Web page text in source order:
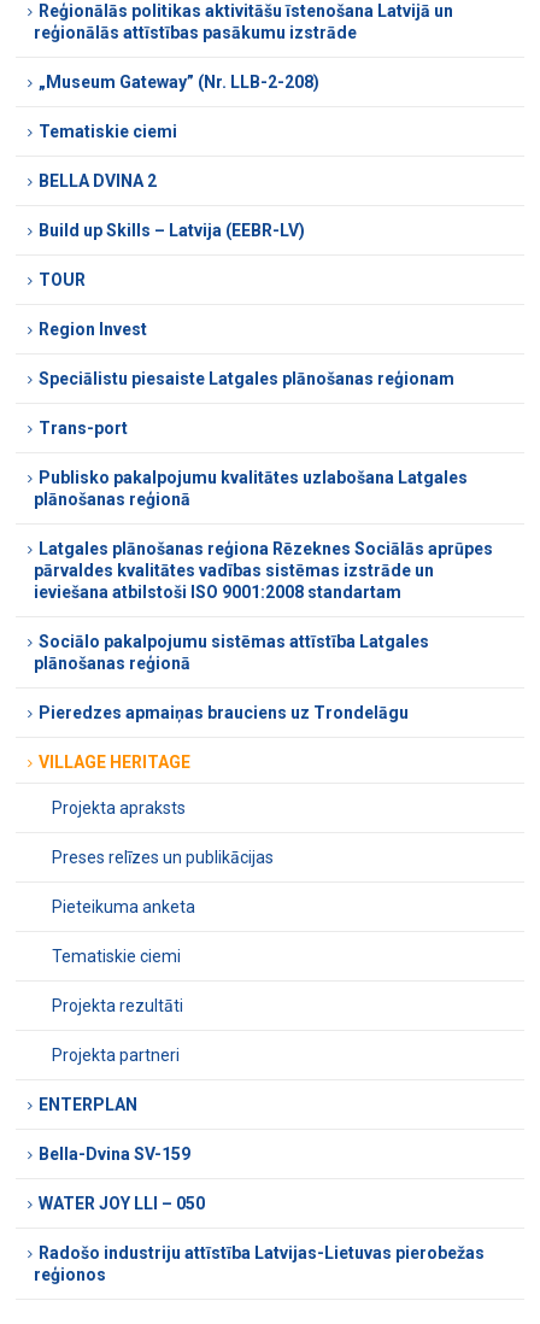
Reģionālās politikas aktivitāšu īstenošana Latvijā un
reģionālās attīstības pasākumu izstrāde
„Museum Gateway” (Nr. LLB-2-208)
Tematiskie ciemi
BELLA DVINA 2
Build up Skills – Latvija (EEBR-LV)
TOUR
Region Invest
Speciālistu piesaiste Latgales plānošanas reģionam
Trans-port
Publisko pakalpojumu kvalitātes uzlabošana Latgales
plānošanas reģionā
Latgales plānošanas reģiona Rēzeknes Sociālās aprūpes
pārvaldes kvalitātes vadības sistēmas izstrāde un
ieviešana atbilstoši ISO 9001:2008 standartam
Sociālo pakalpojumu sistēmas attīstība Latgales
plānošanas reģionā
Pieredzes apmaiņas brauciens uz Trondelāgu
VILLAGE HERITAGE
Projekta apraksts
Preses relīzes un publikācijas
Pieteikuma anketa
Tematiskie ciemi
Projekta rezultāti
Projekta partneri
ENTERPLAN
Bella-Dvina SV-159
WATER JOY LLI – 050
Radošo industriju attīstība Latvijas-Lietuvas pierobežas
reģionos